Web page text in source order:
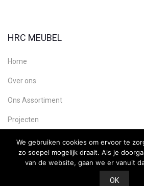
HRC MEUBEL
Home
Over ons
Ons Assortiment
Projecten
Contact
Copyright HRC Meubel,
We gebruiken cookies om ervoor te
zo soepel mogelijk draait. Als je
van de website, gaan we er vanuit
OK